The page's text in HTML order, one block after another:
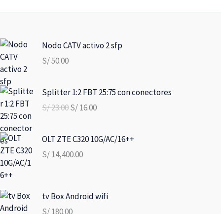
Nodo CATV activo 2 sfp
S/50.00
Splitter 1:2 FBT 25:75 con conectores
S/23.00
El
original
S/ 23.00.
S/16.00
El
actual
S/ 16.00.
OLT ZTE C320 10G/AC/16++
S/14,400.00
tv Box Android wifi
S/180.00